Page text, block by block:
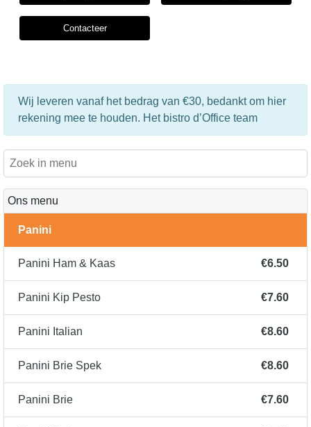
Contacteer
Wij leveren vanaf het bedrag van €30, bedankt om hier
rekening mee te houden. Het bistro d’Office team
Ons menu
Panini
Panini Ham & Kaas €6.50
Panini Kip Pesto €7.60
Panini Italian €8.60
Panini Brie Spek €8.60
Panini Brie €7.60